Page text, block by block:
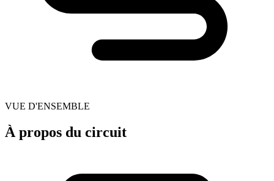
VUE D'ENSEMBLE
À propos du circuit